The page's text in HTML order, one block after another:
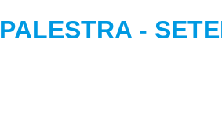
PALESTRA -